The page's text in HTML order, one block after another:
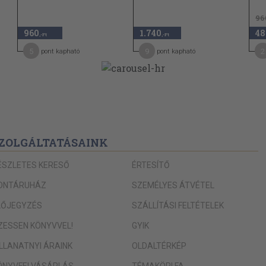
jelek
960 ,-Ft
pont kapható
1.740 ,-Ft
pont kapható
KERESŐ
KÖNYVVEL!
ÁRAINK
ÉRTESÍTŐ
SZEMÉLYES ÁTVÉTEL
SZÁLLÍTÁSI FELTÉTELEK
GYIK
OLDALTÉRKÉP